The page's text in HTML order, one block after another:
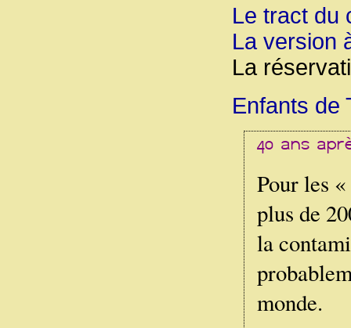
Le tract du
La version
La
Enfants de
Pour les
plus de
la
monde.